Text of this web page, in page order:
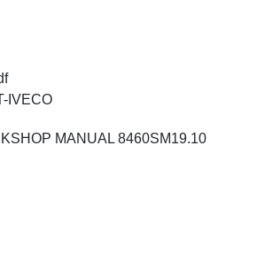
MANUAL 8460SM19.10
IVECO